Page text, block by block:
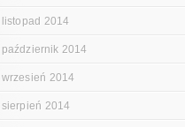
listopad 2014
październik 2014
wrzesień 2014
sierpień 2014